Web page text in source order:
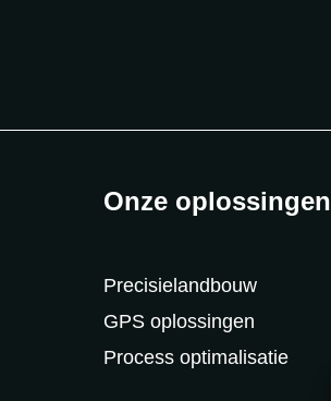
Onze oplossingen
Precisielandbouw
GPS oplossingen
Process optimalisatie